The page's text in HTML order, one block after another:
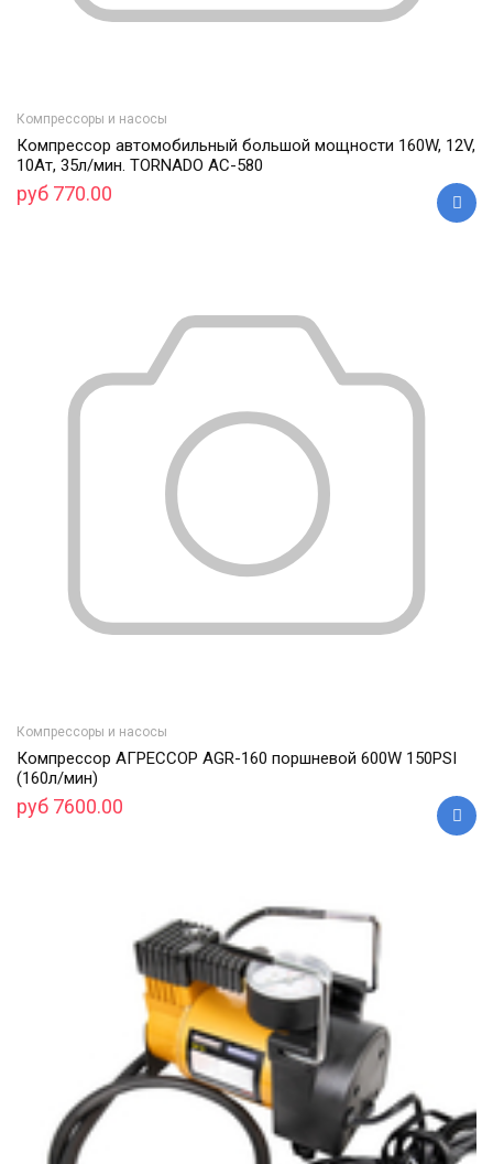
Компрессоры и насосы
Компрессор автомобильный большой мощности 160W, 12V,
10Ат, 35л/мин. TORNADO AС-580
руб 770.00
Компрессоры и насосы
Компрессор АГРЕССОР AGR-160 поршневой 600W 150PSI
(160л/мин)
руб 7600.00